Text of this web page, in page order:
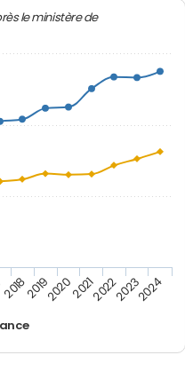
le ministère de
2018201920202021202220232024